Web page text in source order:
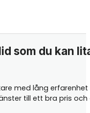
som du kan
med lång
till ett bra pris